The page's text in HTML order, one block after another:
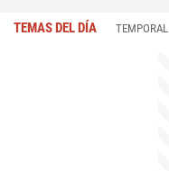
TEMAS DEL DÍA TEMPORAL